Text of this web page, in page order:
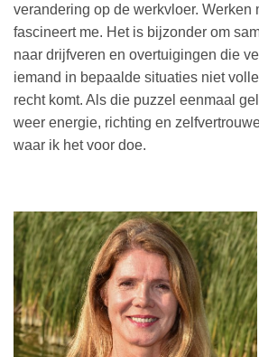
verandering op de werkvloer. Werken
fascineert me. Het is bijzonder om
naar drijfveren en overtuigingen die
iemand in bepaalde situaties niet
recht komt. Als die puzzel eenmaal
weer energie, richting en
waar ik het voor doe.